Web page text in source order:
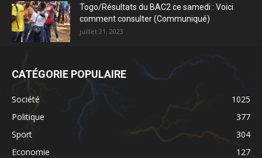
Togo/Résultats du BAC2 ce samedi : Voici
comment consulter (Communiqué)
juillet 21, 2023
CATÉGORIE POPULAIRE
Société
1025
Politique
377
Sport
304
Economie
127